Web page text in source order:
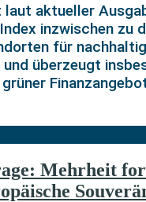
aktueller
inzwischen zu
für
und überzeugt
Mehrheit